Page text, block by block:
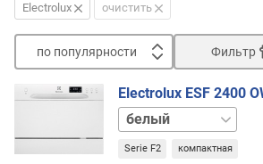
Electrolux очистить
по популярности
п
п
Фильтр
Electrolux ESF 2400
серебристый
черный
Serie F2 компактная